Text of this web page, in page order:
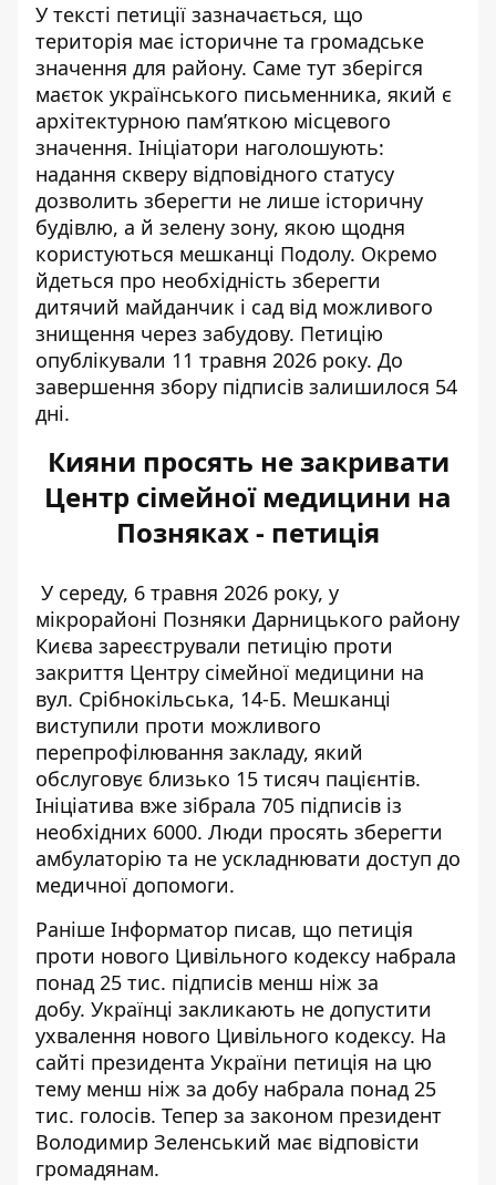
У тексті петиції зазначається, що
територія має історичне та громадське
значення для району. Саме тут зберігся
маєток українського письменника, який є
архітектурною пам’яткою місцевого
значення. Ініціатори наголошують:
надання скверу відповідного статусу
дозволить зберегти не лише історичну
будівлю, а й зелену зону, якою щодня
користуються мешканці Подолу. Окремо
йдеться про необхідність зберегти
дитячий майданчик і сад від можливого
знищення через забудову. Петицію
опублікували 11 травня 2026 року. До
завершення збору підписів залишилося 54
дні.
Кияни просять не закривати
Центр сімейної медицини на
Позняках - петиція
У середу, 6 травня 2026 року, у
мікрорайоні Позняки Дарницького району
Києва зареєстрували петицію проти
закриття Центру сімейної медицини на
вул. Срібнокільська, 14-Б. Мешканці
виступили проти можливого
перепрофілювання закладу, який
обслуговує близько 15 тисяч пацієнтів.
Ініціатива вже зібрала 705 підписів із
необхідних 6000. Люди просять зберегти
амбулаторію та не ускладнювати доступ до
медичної допомоги.
Раніше Інформатор писав, що петиція
проти нового Цивільного кодексу набрала
понад 25 тис. підписів менш ніж за
добу. Українці закликають не допустити
ухвалення нового Цивільного кодексу. На
сайті президента України петиція на цю
тему менш ніж за добу набрала понад 25
тис. голосів. Тепер за законом президент
Володимир Зеленський має відповісти
громадянам.